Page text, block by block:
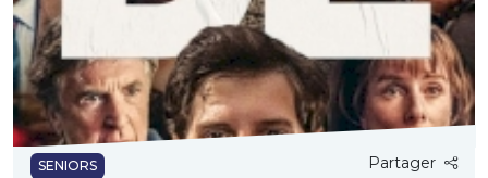
SENIORS Partager